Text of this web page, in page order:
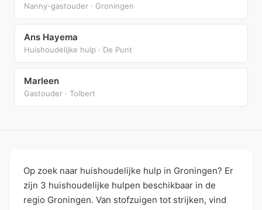
Nanny-gastouder · Groningen
Ans Hayema
Huishoudelijke hulp · De Punt
Marleen
Gastouder · Tolbert
Op zoek naar huishoudelijke hulp in Groningen? Er
zijn 3 huishoudelijke hulpen beschikbaar in de
regio Groningen. Van stofzuigen tot strijken, vind